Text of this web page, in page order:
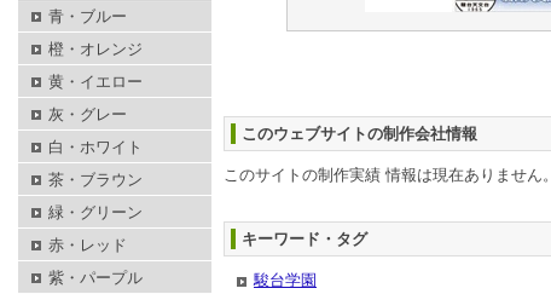
このウェブサイトの制作会社情報
このサイトの制作実績 情報は現在ありません。
キーワード・タグ
駿台学園
青・ブルー
橙・オレンジ
黄・イエロー
灰・グレー
白・ホワイト
茶・ブラウン
緑・グリーン
赤・レッド
紫・パープル